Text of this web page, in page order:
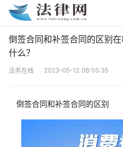
倒签合同和补签合同的区别
什么？
法务在线 2023-05-12 08:55:35
倒签合同和补签合同的区别